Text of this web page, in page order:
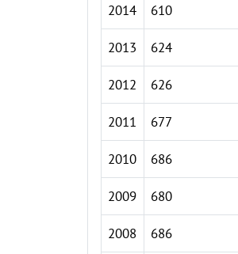
2014 610
2013 624
2012 626
2011 677
2010 686
2009 680
2008 686